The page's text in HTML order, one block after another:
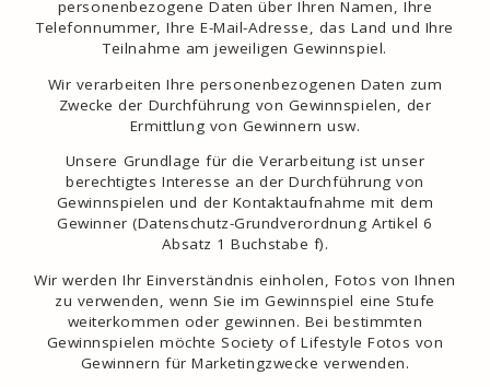
personenbezogene Daten über Ihren Namen, Ihre
Telefonnummer, Ihre E-Mail-Adresse, das Land und Ihre
Teilnahme am jeweiligen Gewinnspiel.
Wir verarbeiten Ihre personenbezogenen Daten zum
Zwecke der Durchführung von Gewinnspielen, der
Ermittlung von Gewinnern usw.
Unsere Grundlage für die Verarbeitung ist unser
berechtigtes Interesse an der Durchführung von
Gewinnspielen und der Kontaktaufnahme mit dem
Gewinner (Datenschutz-Grundverordnung Artikel 6
Absatz 1 Buchstabe f).
Wir werden Ihr Einverständnis einholen, Fotos von Ihnen
zu verwenden, wenn Sie im Gewinnspiel eine Stufe
weiterkommen oder gewinnen. Bei bestimmten
Gewinnspielen möchte Society of Lifestyle Fotos von
Gewinnern für Marketingzwecke verwenden.